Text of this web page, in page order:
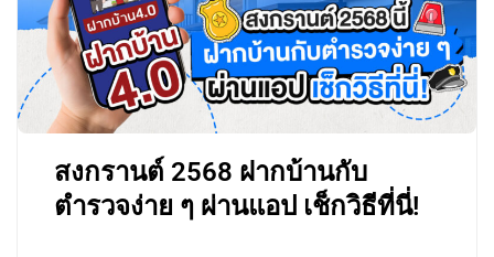
สงกรานต์ 2568 ฝากบ้านกับ
ตำรวจง่าย ๆ ผ่านแอป เช็กวิธีที่นี่!